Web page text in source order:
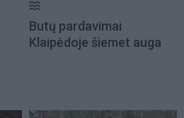
Butų pardavimai
Klaipėdoje šiemet auga